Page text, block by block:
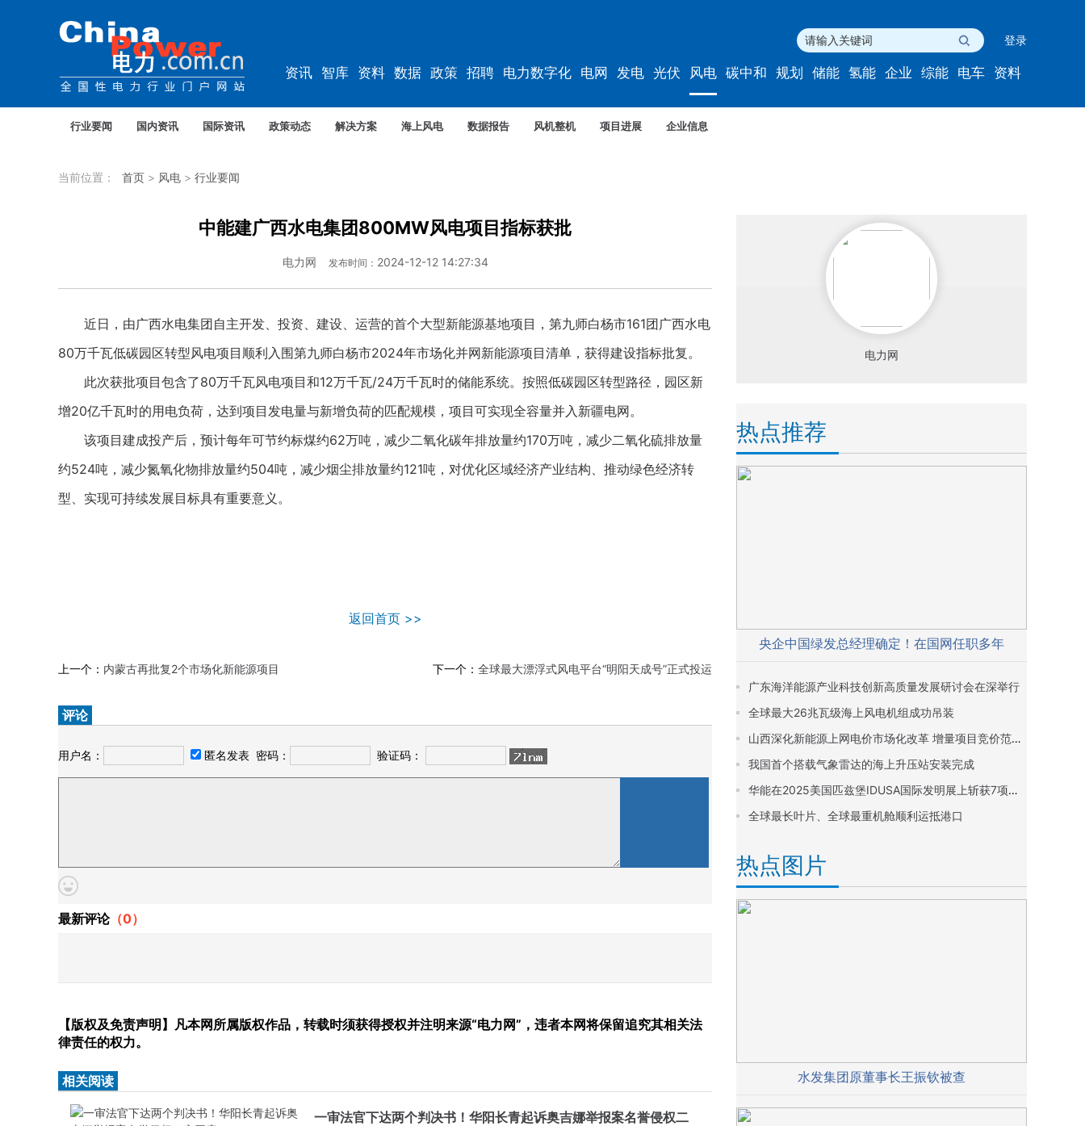
登录
资讯 智库 资料 数据 政策 招聘 电力数字化 电网 发电 光伏 风电 碳中和 规划 储能 氢能 企业 综能 电车 资料
行业要闻 国内资讯 国际资讯 政策动态 解决方案 海上风电 数据报告 风机整机 项目进展 企业信息
当前位置： 首页 > 风电 > 行业要闻
中能建广西水电集团800MW风电项目指标获批
电力网 发布时间： 2024-12-12 14:27:34
近日，由广西水电集团自主开发、投资、建设、运营的首个大型新能源基地项目，第九师白杨市161团广西水电
80万千瓦低碳园区转型风电项目顺利入围第九师白杨市2024年市场化并网新能源项目清单，获得建设指标批复。
此次获批项目包含了80万千瓦风电项目和12万千瓦/24万千瓦时的储能系统。按照低碳园区转型路径，园区新
增20亿千瓦时的用电负荷，达到项目发电量与新增负荷的匹配规模，项目可实现全容量并入新疆电网。
该项目建成投产后，预计每年可节约标煤约62万吨，减少二氧化碳年排放量约170万吨，减少二氧化硫排放量
约524吨，减少氮氧化物排放量约504吨，减少烟尘排放量约121吨，对优化区域经济产业结构、推动绿色经济转
型、实现可持续发展目标具有重要意义。
返回首页 >>
上一个： 内蒙古再批复2个市场化新能源项目 下一个： 全球最大漂浮式风电平台“明阳天成号”正式投运
评论
用户名： 匿名发表 密码： 验证码：
最新评论（0）
【版权及免责声明】凡本网所属版权作品，转载时须获得授权并注明来源“电力网”，违者本网将保留追究其相关法
律责任的权力。
相关阅读
一审法官下达两个判决书！华阳长青起诉奥吉娜举报案名誉侵权二
电力网
热点推荐
央企中国绿发总经理确定！在国网任职多年
广东海洋能源产业科技创新高质量发展研讨会在深举行
全球最大26兆瓦级海上风电机组成功吊装
山西深化新能源上网电价市场化改革 增量项目竞价范围定为0.199~0.332元/千瓦时
我国首个搭载气象雷达的海上升压站安装完成
华能在2025美国匹兹堡IDUSA国际发明展上斩获7项金奖
全球最长叶片、全球最重机舱顺利运抵港口
热点图片
水发集团原董事长王振钦被查